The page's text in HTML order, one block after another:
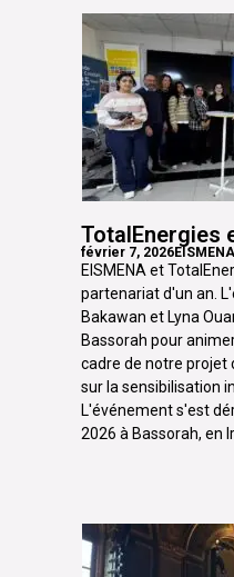
TotalEnergies
février 7, 2026
EISMENA et
partenariat d'un an.
Bakawan et Lyna
Bassorah pour
cadre de notre projet
sur la sensibilisation
L'événement s'est
2026 à Bassorah, en